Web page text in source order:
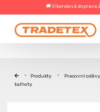
🚚 Víkendová doprava
Produkty Pracovní oděvy
kalhoty